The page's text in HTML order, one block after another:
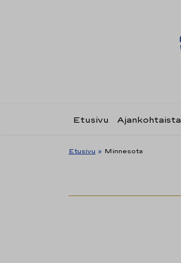
Etusivu Ajankohtaista
Etusivu » Minnesota